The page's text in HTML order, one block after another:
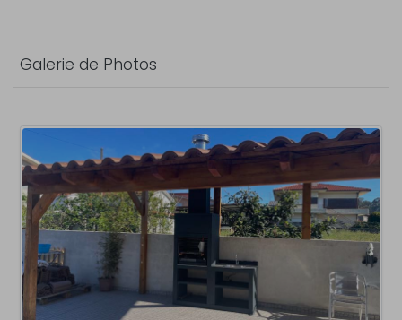
Galerie de Photos